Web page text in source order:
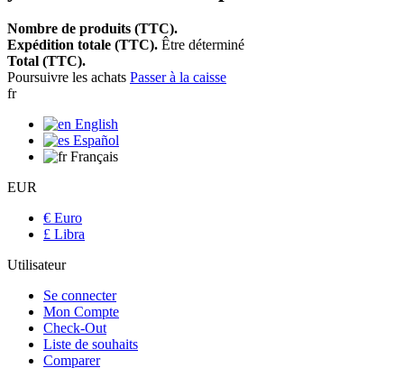
Nombre de produits (TTC).
Expédition totale (TTC). Être déterminé
Total (TTC).
Poursuivre les achats Passer à la caisse
fr
English
Español
Français
EUR
€ Euro
£ Libra
Utilisateur
Se connecter
Mon Compte
Check-Out
Liste de souhaits
Comparer